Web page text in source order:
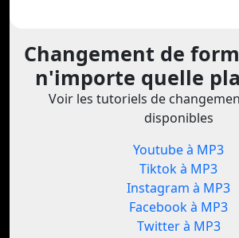
Changement de
n'importe quelle
Voir les tutoriels de
disponibles
Youtube à MP3
Tiktok à MP3
Instagram à MP3
Facebook à MP3
Twitter à MP3